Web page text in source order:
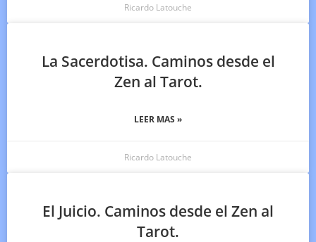
Ricardo Latouche
La Sacerdotisa. Caminos desde el
Zen al Tarot.
LEER MAS »
Ricardo Latouche
El Juicio. Caminos desde el Zen al
Tarot.